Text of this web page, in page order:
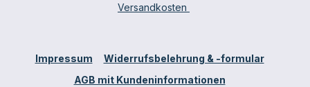
Versandkosten
Impressum
Widerrufsbelehrung & -formular
AGB mit Kundeninformationen